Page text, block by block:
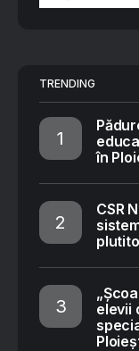
TRENDING
în
CSR
elevii